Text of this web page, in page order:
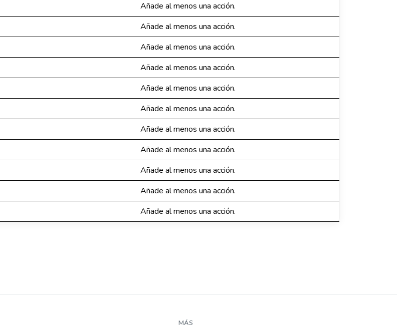
Añade al menos una acción.
Añade al menos una acción.
Añade al menos una acción.
Añade al menos una acción.
Añade al menos una acción.
Añade al menos una acción.
Añade al menos una acción.
Añade al menos una acción.
Añade al menos una acción.
Añade al menos una acción.
Añade al menos una acción.
MÁS